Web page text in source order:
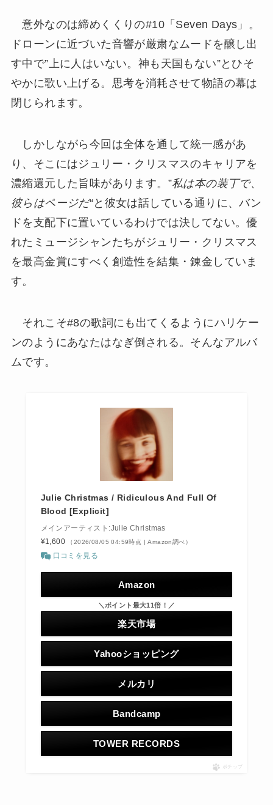
意外なのは締めくくりの#10「Seven Days」。
ドローンに近づいた音響が厳粛なムードを醸し出
す中で”上に人はいない。神も天国もない”とひそ
やかに歌い上げる。思考を消耗させて物語の幕は
閉じられます。
しかしながら今回は全体を通して統一感があ
り、そこにはジュリー・クリスマスのキャリアを
濃縮還元した旨味があります。”私は本の装丁で、
彼らはページだ“と彼女は話している通りに、バン
ドを支配下に置いているわけでは決してない。優
れたミュージシャンたちがジュリー・クリスマス
を最高金賞にすべく創造性を結集・錬金していま
す。
それこそ#8の歌詞にも出てくるようにハリケー
ンのようにあなたはなぎ倒される。そんなアルバ
ムです。
Julie Christmas / Ridiculous And Full Of
Blood [Explicit]
メインアーティスト:Julie Christmas
¥1,600
（2026/08/05 04:59時点 | Amazon調べ）
口コミを見る
Amazon
＼ポイント最大11倍！／
楽天市場
Yahooショッピング
メルカリ
Bandcamp
TOWER RECORDS
ポチップ